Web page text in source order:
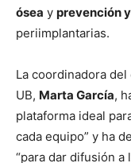
ósea y prevención
periimplantarias.
La coordinadora
UB, Marta García,
plataforma ideal
cada equipo” y ha
“para dar difusión